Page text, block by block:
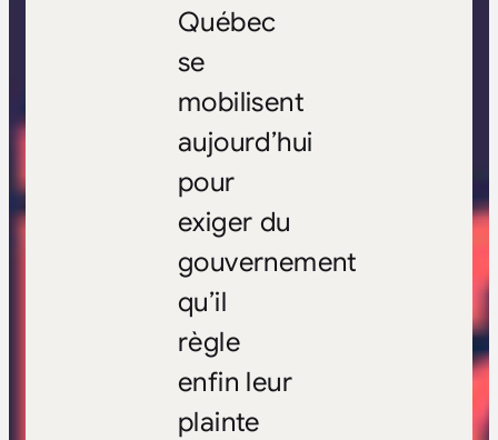
Québec
se
mobilisent
aujourd’hui
pour
exiger du
gouvernement
qu’il
règle
enfin leur
plainte